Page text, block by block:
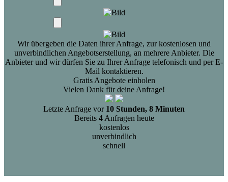
Wir übergeben die Daten ihrer Anfrage, zur kostenlosen und
unverbindlichen Angebotserstellung, an mehrere Anbieter. Die
Anbieter und wir dürfen Sie zu Ihrer Anfrage telefonisch und per E-
Mail kontaktieren.
Gratis Angebote einholen
Vielen Dank für deine Anfrage!
Letzte Anfrage vor 10 Stunden, 8 Minuten
Bereits 4Anfragen heute
kostenlos
unverbindlich
schnell